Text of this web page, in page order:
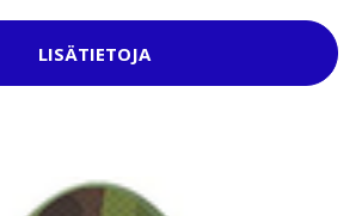
LISÄTIETOJA